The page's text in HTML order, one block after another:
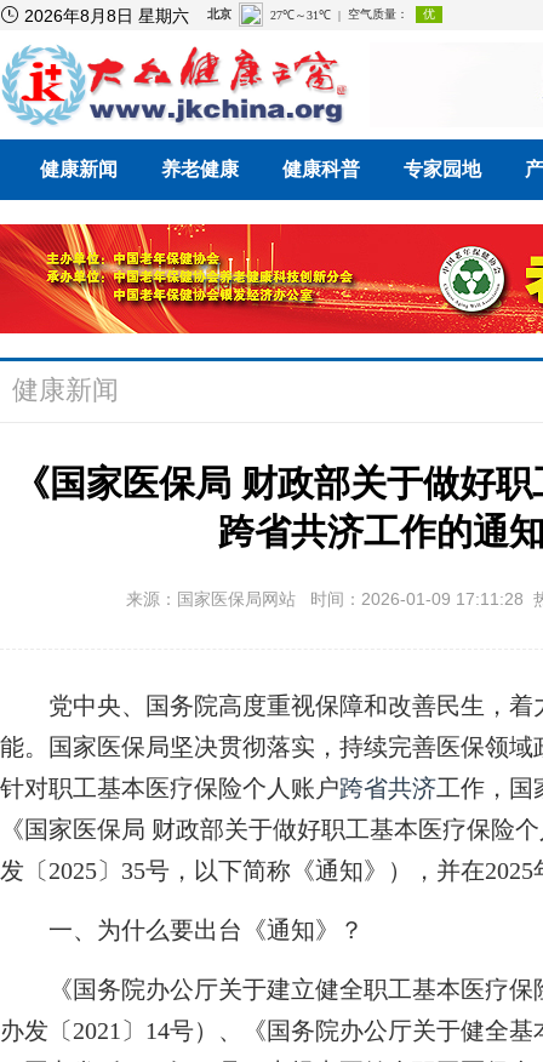
 2026年8月8日 星期六
健康新闻 养老健康 健康科普 专家园地
健康新闻
《国家医保局 财政部关于做好
跨省共济工作的通
来源：国家医保局网站 时间：2026-01-09 17:11:28
党中央、国务院高度重视保障和改善民生，着
能。国家医保局坚决贯彻落实，持续完善医保领
针对职工基本医疗保险个人账户跨省共济工作，国
《国家医保局 财政部关于做好职工基本医疗保险
发〔2025〕35号，以下简称《通知》），并在
一、为什么要出台《通知》？
《国务院办公厅关于建立健全职工基本医疗保
办发〔2021〕14号）、《国务院办公厅关于健全